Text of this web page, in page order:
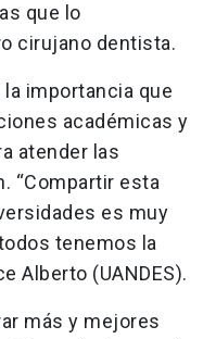
que lo
cirujano dentista.
importancia que
académicas y
atender las
“Compartir esta
es muy
tenemos la
Alberto (UANDES).
más y mejores